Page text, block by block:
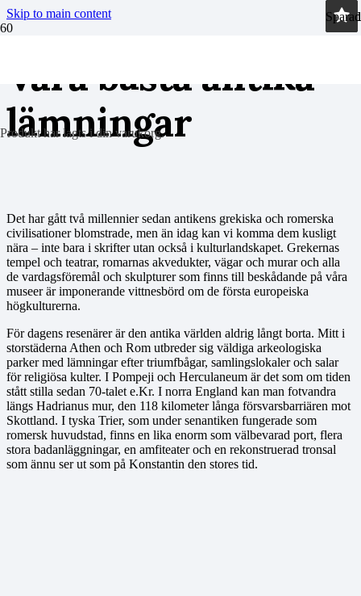
Skip to main content
Produkthar lagts i din varukorg.
Våra bästa antika
lämningar
Det har gått två millennier sedan antikens grekiska och romerska
civilisationer blomstrade, men än idag kan vi komma dem kusligt
nära – inte bara i skrifter utan också i kulturlandskapet. Grekernas
tempel och teatrar, romarnas akvedukter, vägar och murar och alla
de vardagsföremål och skulpturer som finns till beskådande på våra
museer är imponerande vittnesbörd om de första europeiska
högkulturerna.
För dagens resenärer är den antika världen aldrig långt borta. Mitt i
storstäderna Athen och Rom utbreder sig väldiga arkeologiska
parker med lämningar efter triumfbågar, samlingslokaler och salar
för religiösa kulter. I Pompeji och Herculaneum är det som om tiden
stått stilla sedan 70-talet e.Kr. I norra England kan man fotvandra
längs Hadrianus mur, den 118 kilometer långa försvarsbarriären mot
Skottland. I tyska Trier, som under senantiken fungerade som
romersk huvudstad, finns en lika enorm som välbevarad port, flera
stora badanläggningar, en amfiteater och en rekonstruerad tronsal
som ännu ser ut som på Konstantin den stores tid.
Sparad
Sparad
Sparad
Sparad